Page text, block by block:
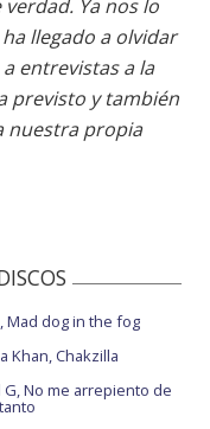
Ya nos lo
llegado a olvidar
entrevistas a la
previsto y también
nuestra propia
Mad dog in the fog
Khan, Chakzilla
G, No me arrepiento de